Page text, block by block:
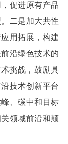
促进原有产品
二是加大共性
用拓展，构建
沿绿色技术的
挑战，鼓励具
技术创新平台
、碳中和目标
领域前沿和颠